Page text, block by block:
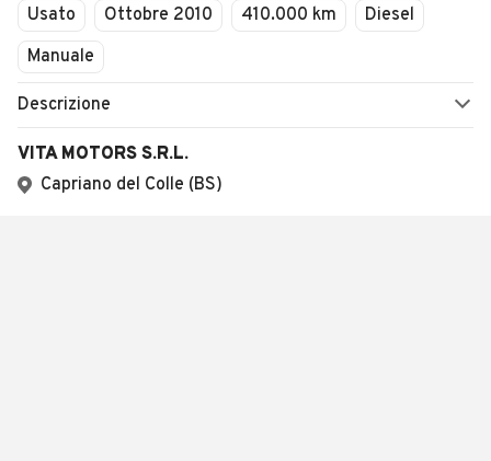
Usato Ottobre 2010 410.000 km
Diesel
Manuale
Descrizione
VITA MOTORS S.R.L.
Capriano del Colle (BS)